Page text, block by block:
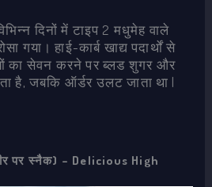
दिनों में टाइप 2 मधुमेह वाले
गया। हाई-कार्ब खाद्य पदार्थों से
का सेवन करने पर ब्लड शुगर और
है, जबकि ऑर्डर उलट जाता था |
पर स्नैक) – Delicious High